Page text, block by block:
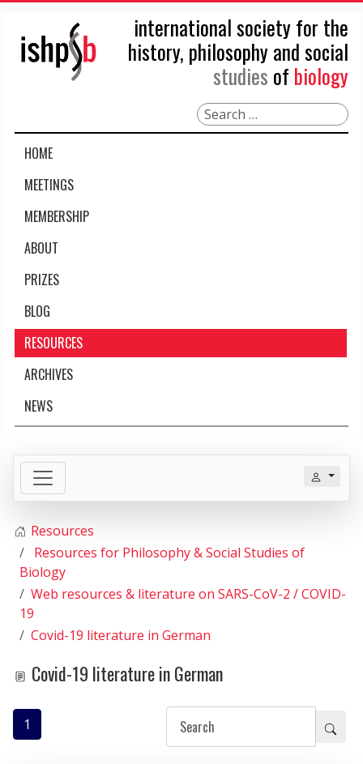
international society for the
history, philosophy and social
studies of biology
Search
HOME
MEETINGS
MEMBERSHIP
ABOUT
PRIZES
BLOG
RESOURCES
ARCHIVES
NEWS
Resources
Resources for Philosophy & Social Studies of
Biology
Web resources & literature on SARS-CoV-2 / COVID-
19
Covid-19 literature in German
Covid-19 literature in German
1